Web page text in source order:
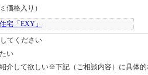
価格入り）
宅「EXY」
てください
い
介して欲しい※下記（ご相談内容）に具体